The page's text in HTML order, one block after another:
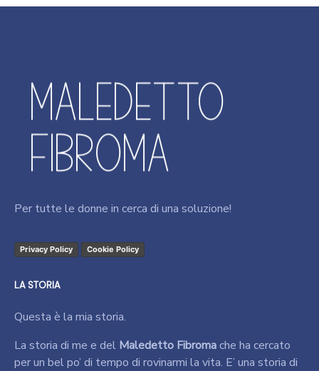
Per tutte le donne in cerca di una soluzione!
Privacy Policy Cookie Policy
LA STORIA
Questa è la mia storia.
La storia di me e del Maledetto Fibromache ha cercato
per un bel po’ di tempo di rovinarmi la vita. E’ una storia di